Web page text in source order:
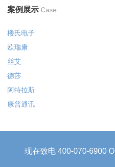
案例展示 Case
楼氏电子
欧瑞康
丝艾
德莎
阿特拉斯
康普通讯
现在致电 400-070-6900